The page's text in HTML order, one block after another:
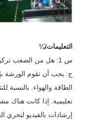
التعليماتï¼
س 1: هل من الصعب تركيب الجهاز؟
ج: يجب أن تقوم الورشة
الطاقة والهواء. بالنسبة
تعليمية. إذا كانت هناك
إرشادات بالفيديو لتحري